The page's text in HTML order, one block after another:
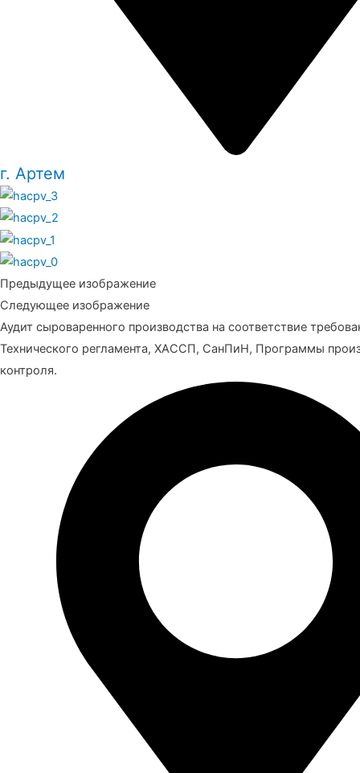
г. Артем
Предыдущее изображение
Следующее изображение
Аудит сыроваренного производства на соответствие
Технического регламента, ХАССП, СанПиН, Программы
контроля.